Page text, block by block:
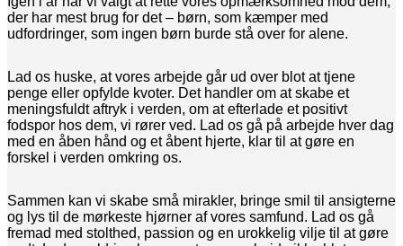
der har mest brug for det – børn, som kæmper med
udfordringer, som ingen børn burde stå over for alene.
Lad os huske, at vores arbejde går ud over blot at tjene
penge eller opfylde kvoter. Det handler om at skabe et
meningsfuldt aftryk i verden, om at efterlade et positivt
fodspor hos dem, vi rører ved. Lad os gå på arbejde hver dag
med en åben hånd og et åbent hjerte, klar til at gøre en
forskel i verden omkring os.
Sammen kan vi skabe små mirakler, bringe smil til ansigterne
og lys til de mørkeste hjørner af vores samfund. Lad os gå
fremad med stolthed, passion og en urokkelig vilje til at gøre